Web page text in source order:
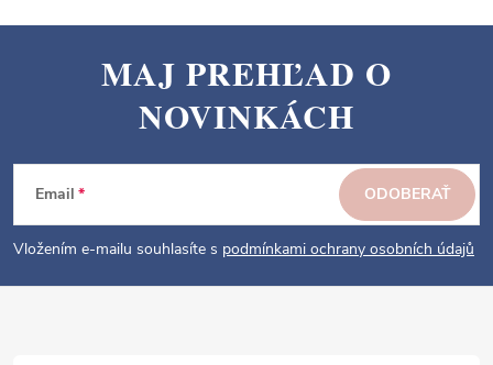
p
e
MAJ PREHĽAD O
NOVINKÁCH
Email
Vložením e-mailu souhlasíte s podmínkami ochrany osobních údajů
ODOBERAŤ